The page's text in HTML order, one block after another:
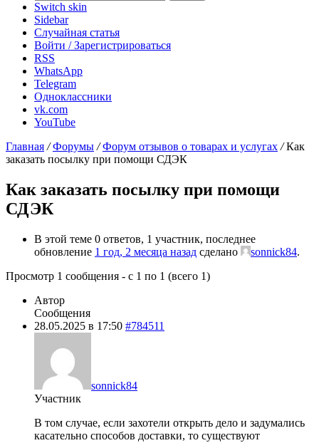
Switch skin
Sidebar
Случайная статья
Войти / Зарегистрироваться
RSS
WhatsApp
Telegram
Одноклассники
vk.com
YouTube
Главная / Форумы / Форум отзывов о товарах и услугах / Как
заказать посылку при помощи СДЭК
Как заказать посылку при помощи
СДЭК
В этой теме 0 ответов, 1 участник, последнее
обновление 1 год, 2 месяца назад сделано sonnick84.
Просмотр 1 сообщения - с 1 по 1 (всего 1)
Автор
Сообщения
28.05.2025 в 17:50 #784511
sonnick84
Участник
В том случае, если захотели открыть дело и задумались
касательно способов доставки, то существуют